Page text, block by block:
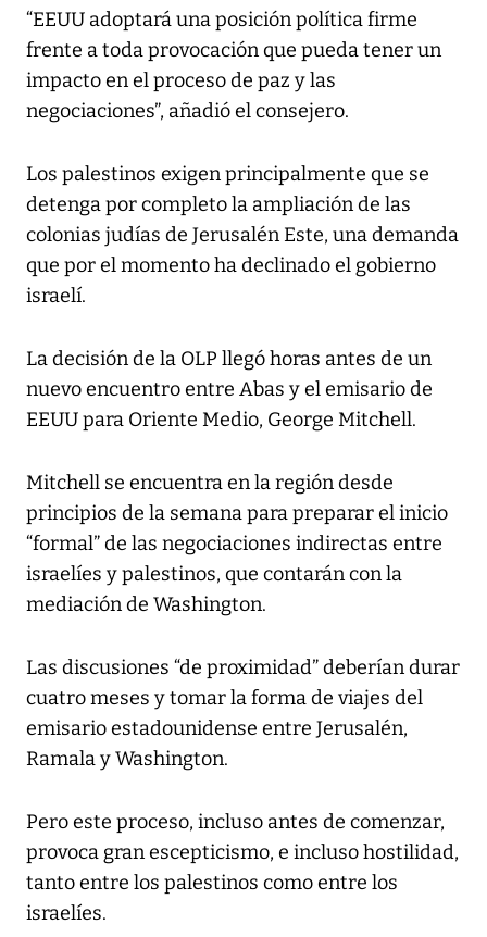
“EEUU adoptará una posición política firme
frente a toda provocación que pueda tener un
impacto en el proceso de paz y las
negociaciones”, añadió el consejero.
Los palestinos exigen principalmente que se
detenga por completo la ampliación de las
colonias judías de Jerusalén Este, una demanda
que por el momento ha declinado el gobierno
israelí.
La decisión de la OLP llegó horas antes de un
nuevo encuentro entre Abas y el emisario de
EEUU para Oriente Medio, George Mitchell.
Mitchell se encuentra en la región desde
principios de la semana para preparar el inicio
“formal” de las negociaciones indirectas entre
israelíes y palestinos, que contarán con la
mediación de Washington.
Las discusiones “de proximidad” deberían durar
cuatro meses y tomar la forma de viajes del
emisario estadounidense entre Jerusalén,
Ramala y Washington.
Pero este proceso, incluso antes de comenzar,
provoca gran escepticismo, e incluso hostilidad,
tanto entre los palestinos como entre los
israelíes.